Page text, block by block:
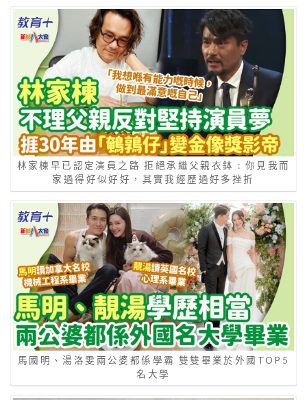
林家棟早已認定演員之路 拒絕承繼父親衣鉢 : 你見我而
家過得好似好好，其實我經歷過好多挫折
馬國明、湯洛雯兩公婆都係學霸 雙雙畢業於外國TOP5
名大學